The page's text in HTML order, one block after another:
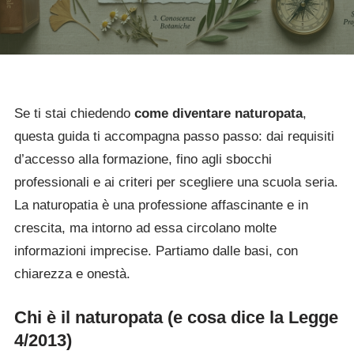
Se ti stai chiedendo come diventare naturopata,
questa guida ti accompagna passo passo: dai requisiti
d’accesso alla formazione, fino agli sbocchi
professionali e ai criteri per scegliere una scuola seria.
La naturopatia è una professione affascinante e in
crescita, ma intorno ad essa circolano molte
informazioni imprecise. Partiamo dalle basi, con
chiarezza e onestà.
Chi è il naturopata (e cosa dice la Legge
4/2013)